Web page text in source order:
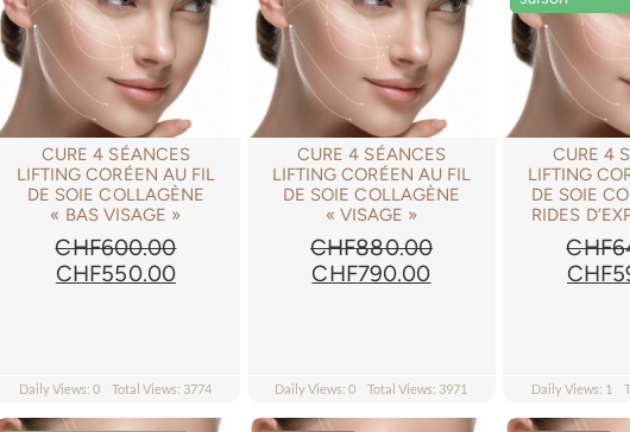
CURE 4 SÉANCES
LIFTING CORÉEN AU FIL
DE SOIE COLLAGÈNE
« BAS VISAGE »
CHF600.00
Le
CHF600.00.
CHF550.00Le
CHF550.00.
Daily Views: 0 Total Views: 3774
CURE 4 SÉANCES
LIFTING CORÉEN AU FIL
DE SOIE COLLAGÈNE
« VISAGE »
CHF880.00
Le
CHF880.00.
CHF790.00Le
CHF790.00.
Daily Views: 0 Total Views: 3971
CURE 4
LIFTING
DE SOIE
RIDES
CHF
Le
CHF
Daily Views: 1